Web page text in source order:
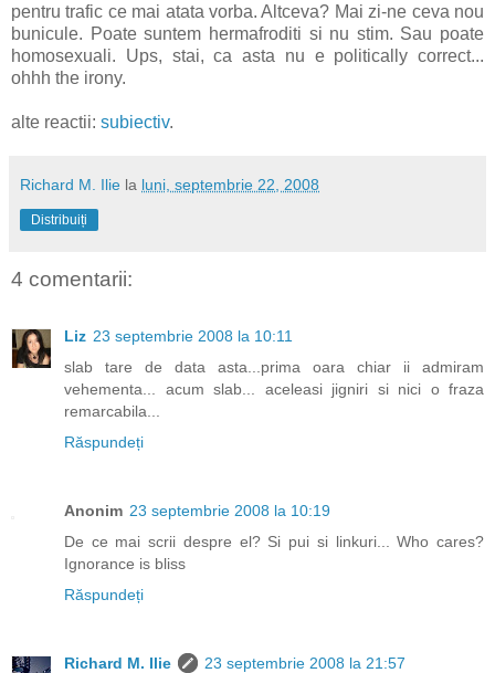
pentru trafic ce mai atata vorba. Altceva? Mai zi-ne ceva nou
bunicule. Poate suntem hermafroditi si nu stim. Sau poate
homosexuali. Ups, stai, ca asta nu e politically correct...
ohhh the irony.
alte reactii: subiectiv.
Richard M. Ilie la luni, septembrie 22, 2008
Distribuiți
4 comentarii:
Liz 23 septembrie 2008 la 10:11
slab tare de data asta...prima oara chiar ii admiram
vehementa... acum slab... aceleasi jigniri si nici o fraza
remarcabila...
Răspundeți
Anonim 23 septembrie 2008 la 10:19
De ce mai scrii despre el? Si pui si linkuri... Who cares?
Ignorance is bliss
Răspundeți
Richard M. Ilie
23 septembrie 2008 la 21:57